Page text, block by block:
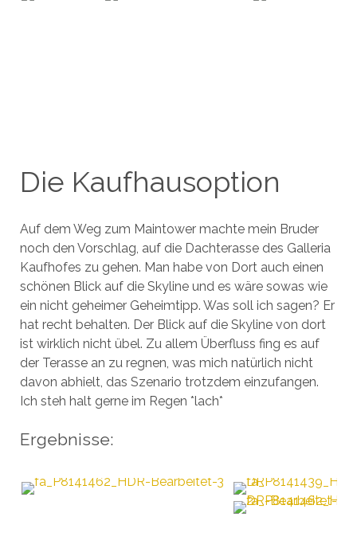
Die Kaufhausoption
Auf dem Weg zum Maintower machte mein Bruder
noch den Vorschlag, auf die Dachterasse des Galleria
Kaufhofes zu gehen. Man habe von Dort auch einen
schönen Blick auf die Skyline und es wäre sowas wie
ein nicht geheimer Geheimtipp. Was soll ich sagen? Er
hat recht behalten. Der Blick auf die Skyline von dort
ist wirklich nicht übel. Zu allem Überfluss fing es auf
der Terasse an zu regnen, was mich natürlich nicht
davon abhielt, das Szenario trotzdem einzufangen.
Ich steh halt gerne im Regen *lach*
Ergebnisse: